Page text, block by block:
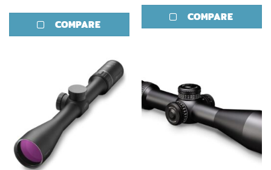
product
has
options
may
be
chosen
on
COMPARE
product
has
may
be
chosen
on
the
product
COMPARE